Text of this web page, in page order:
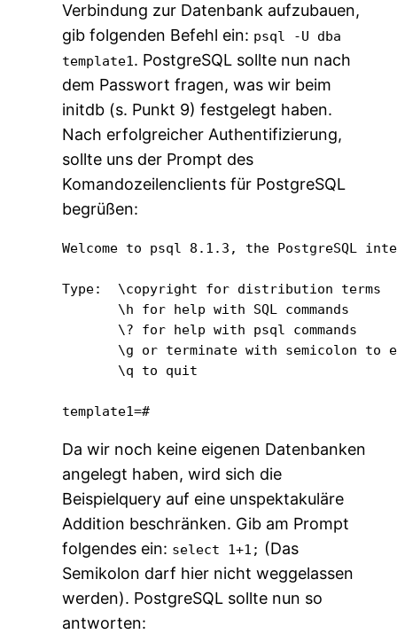
Verbindung zur Datenbank aufzubauen,
gib folgenden Befehl ein: psql -U dba
template1 . PostgreSQL sollte nun nach
dem Passwort fragen, was wir beim
initdb (s. Punkt 9) festgelegt haben.
Nach erfolgreicher Authentifizierung,
sollte uns der Prompt des
Komandozeilenclients für PostgreSQL
begrüßen:
Welcome to psql 8.1.3, the PostgreSQL
Type:  \copyright for distribution terms
       \h for help with SQL commands
       \? for help with psql commands
\g or terminate with semicolon to
       \q to quit
template1=#
Da wir noch keine eigenen Datenbanken
angelegt haben, wird sich die
Beispielquery auf eine unspektakuläre
Addition beschränken. Gib am Prompt
folgendes ein: select 1+1; (Das
Semikolon darf hier nicht weggelassen
werden). PostgreSQL sollte nun so
antworten: